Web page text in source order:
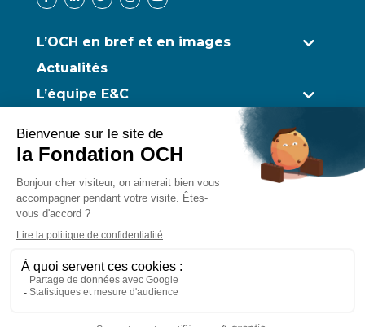
L’OCH en bref et en images
Actualités
L’équipe E&C
Accueil à Lourdes
Transmettre son patrimoine
Nos Partenaires